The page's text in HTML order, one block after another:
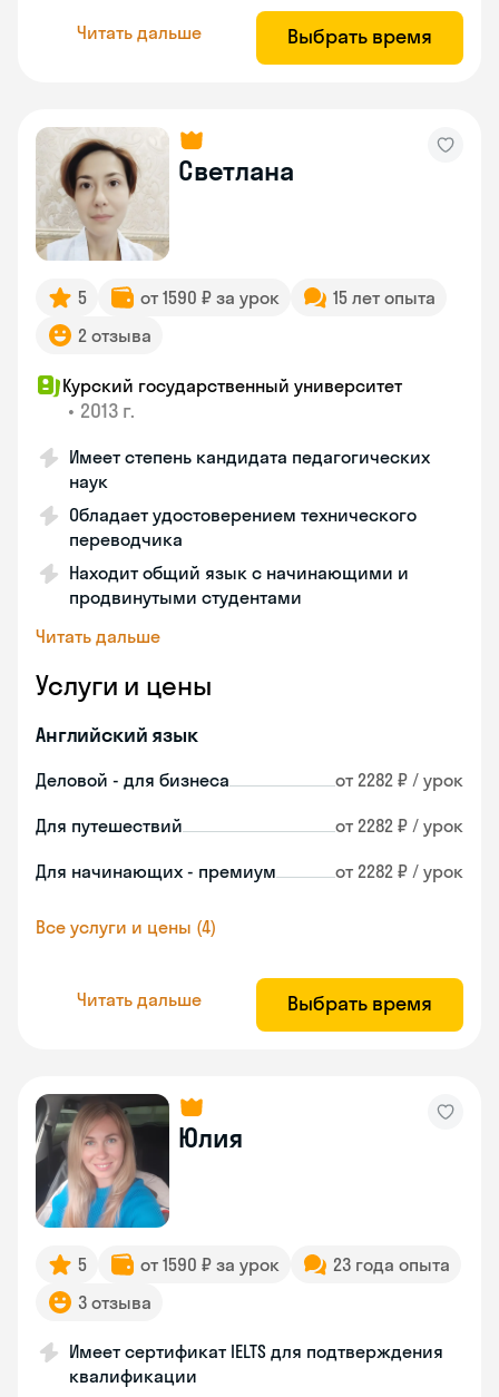
Читать дальше Выбрать время
Светлана
5 от 1590 ₽ за урок
15 лет опыта
2 отзыва
Курский государственный университет
• 2013 г.
Имеет степень кандидата педагогических
наук
Обладает удостоверением технического
переводчика
Находит общий язык с начинающими и
продвинутыми студентами
Читать дальше
Услуги и цены
Английский язык
Деловой - для бизнеса от 2282 ₽ / урок
Для путешествий от 2282 ₽ / урок
Для начинающих - премиум от 2282 ₽ / урок
Все услуги и цены (4)
Читать дальше Выбрать время
Юлия
5 от 1590 ₽ за урок
23 года опыта
3 отзыва
Имеет сертификат IELTS для подтверждения
квалификации